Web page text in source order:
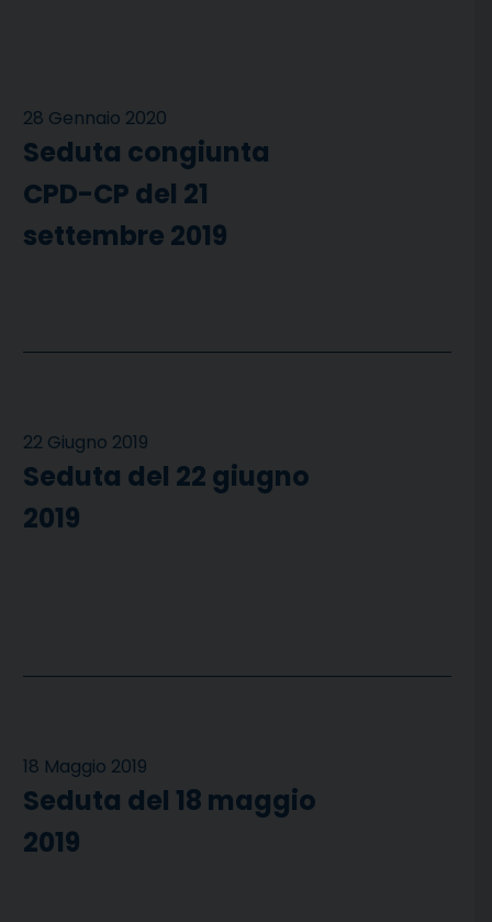
28 Gennaio 2020
Seduta congiunta
CPD-CP del 21
settembre 2019
22 Giugno 2019
Seduta del 22 giugno
2019
18 Maggio 2019
Seduta del 18 maggio
2019